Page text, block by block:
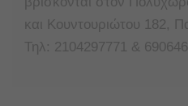
και Κουντουριώτου 182,
Τηλ: 2104297771 &